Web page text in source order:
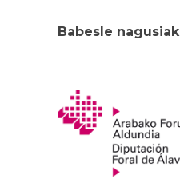
Babesle nagusiak